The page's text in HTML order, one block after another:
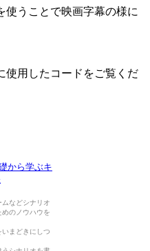
使うことで映画字幕の様に
用したコードをご覧くだ